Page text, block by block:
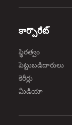
కార్పొరేట్
స్థిరత్వం
పెట్టుబడిదారులు
కెరీర్లు
మీడియా